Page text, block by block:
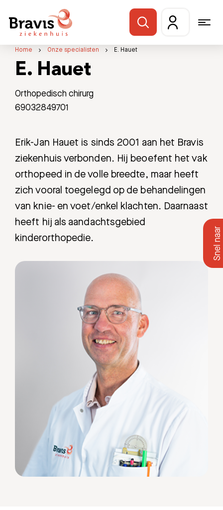
Home Onze specialisten E. Hauet
E. Hauet
Orthopedisch chirurg
69032849701
Erik-Jan Hauet is sinds 2001 aan het Bravis
ziekenhuis verbonden. Hij beoefent het vak
orthopeed in de volle breedte, maar heeft
zich vooral toegelegd op de behandelingen
van knie- en voet/enkel klachten. Daarnaast
heeft hij als aandachtsgebied
kinderorthopedie.